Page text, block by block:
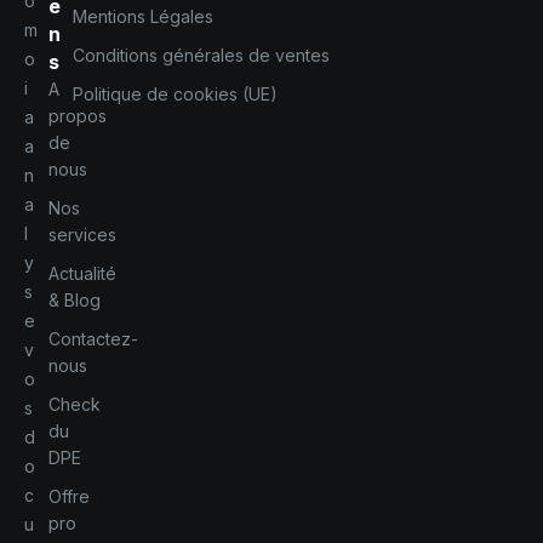
m
o
i
a
a
n
a
l
y
s
e
v
o
s
d
o
c
u
e
n
s
A
propos
de
nous
Nos
services
Actualité
& Blog
Contactez-
nous
Check
du
DPE
Offre
pro
Mentions Légales
Conditions générales de ventes
Politique de cookies (UE)